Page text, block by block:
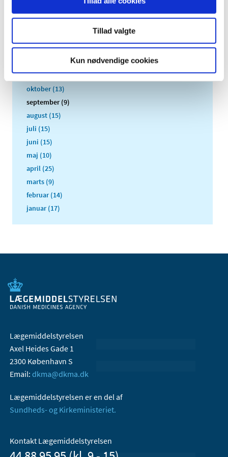
Tillad valgte
Kun nødvendige cookies
2018 (150)
2016 (167)
november (11)
oktober (13)
september (9)
august (15)
juli (15)
juni (15)
maj (10)
april (25)
marts (9)
februar (14)
januar (17)
Lægemiddelstyrelsen
Axel Heides Gade 1
2300 København S
Email: dkma@dkma.dk
Lægemiddelstyrelsen er en del af
Sundheds- og Kirkeministeriet.
Kontakt Lægemiddelstyrelsen